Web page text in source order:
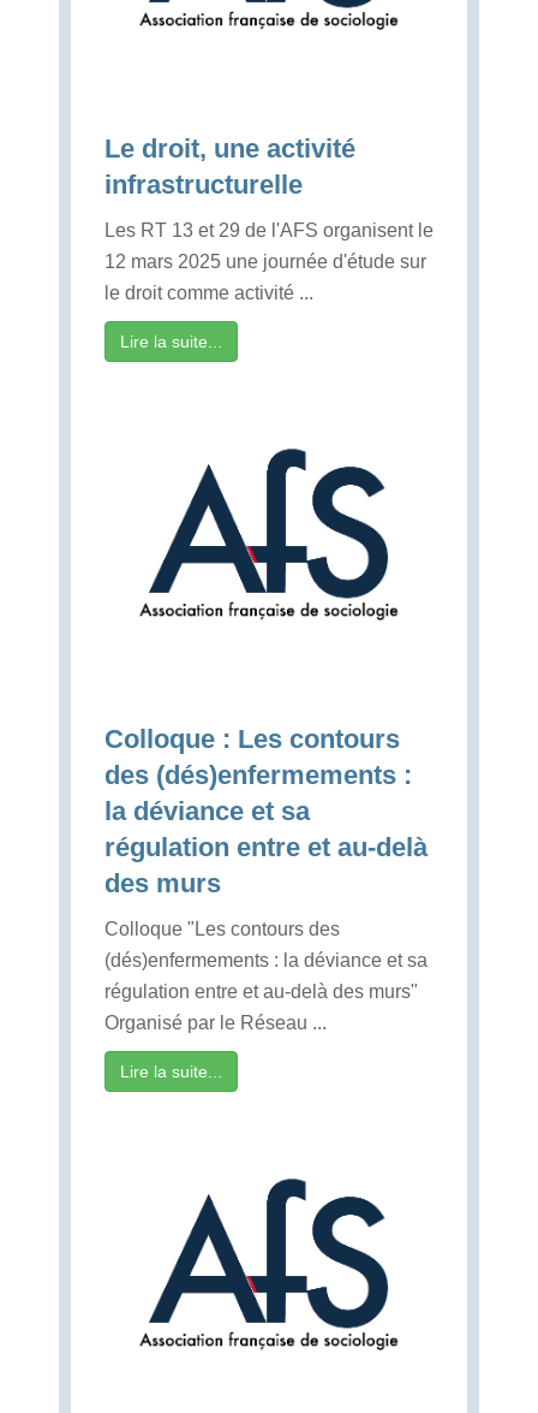
Le droit, une activité
infrastructurelle
Les RT 13 et 29 de l'AFS organisent le
12 mars 2025 une journée d'étude sur
le droit comme activité ...
Lire la suite...
Colloque : Les contours
des (dés)enfermements :
la déviance et sa
régulation entre et au-delà
des murs
Colloque "Les contours des
(dés)enfermements : la déviance et sa
régulation entre et au-delà des murs"
Organisé par le Réseau ...
Lire la suite...